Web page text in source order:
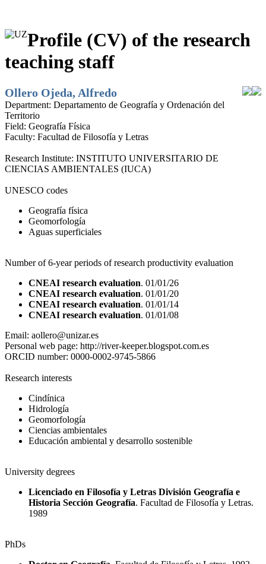
Profile (CV) of the research
teaching staff
Ollero Ojeda, Alfredo
Department: Departamento de Geografía y Ordenación del
Territorio
Field: Geografía Física
Faculty: Facultad de Filosofía y Letras
Research Institute: INSTITUTO UNIVERSITARIO DE
CIENCIAS AMBIENTALES (IUCA)
UNESCO codes
Geografía física
Geomorfología
Aguas superficiales
Number of 6-year periods of research productivity evaluation
CNEAI research evaluation. 01/01/26
CNEAI research evaluation. 01/01/20
CNEAI research evaluation. 01/01/14
CNEAI research evaluation. 01/01/08
Email: aollero@unizar.es
Personal web page: http://river-keeper.blogspot.com.es
ORCID number: 0000-0002-9745-5866
Research interests
Cindínica
Hidrología
Geomorfología
Ciencias ambientales
Educación ambiental y desarrollo sostenible
University degrees
Licenciado en Filosofía y Letras División Geografía e
Historia Sección Geografía. Facultad de Filosofía y Letras.
1989
PhDs